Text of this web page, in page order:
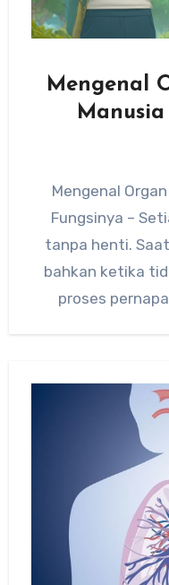
Mengenal
Mengenal
Fungsinya –
tanpa henti.
bahkan ketika
proses